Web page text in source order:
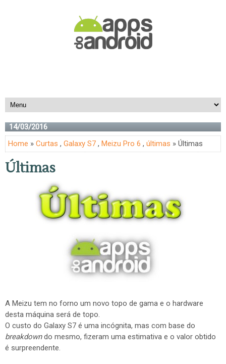
14/03/2016
Home » Curtas , Galaxy S7 , Meizu Pro 6 , últimas » Últimas
Últimas
A Meizu tem no forno um novo topo de gama e o hardware
desta máquina será de topo.
O custo do Galaxy S7 é uma incógnita, mas com base do
breakdowndo mesmo, fizeram uma estimativa e o valor obtido
é surpreendente.